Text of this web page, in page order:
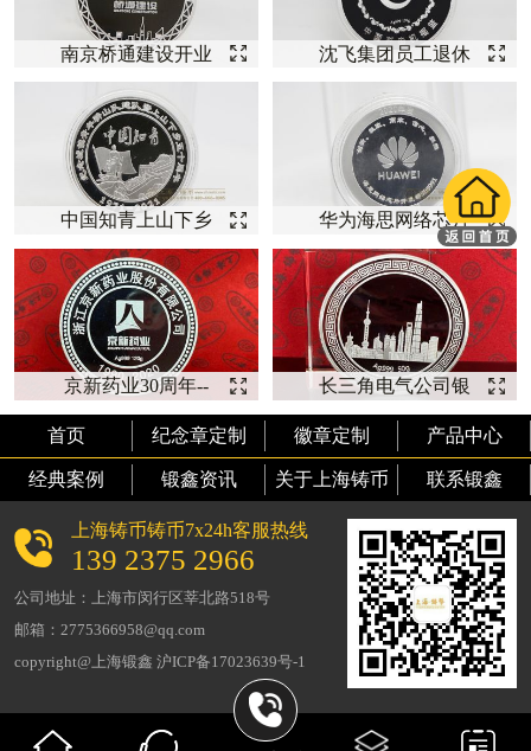
南京桥通建设开业
庆典纪念【银币定
制】
沈飞集团员工退休
纪念【银币定制】
中国知青上山下乡
五十周年纪念银币
【上山下
华为海思网络芯片
开发纪念【银币定
制】
京新药业30周年--
【银币厂家】
长三角电气公司银
币--【银币定制】
首页
纪念章定制 徽章定制 产品中心
经典案例 锻鑫资讯 关于上海铸币 联系锻鑫
上海铸币铸币7x24h客服热线
139 2375 2966
公司地址：上海市闵行区莘北路518号
邮箱：2775366958@qq.com
copyright@上海锻鑫 沪ICP备17023639号-1